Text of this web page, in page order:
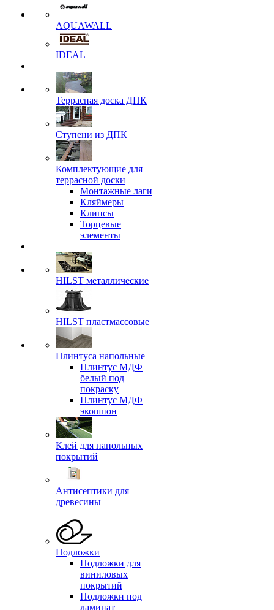
AQUAWALL
IDEAL
Террасная доска ДПК
Ступени из ДПК
Комплектующие для
террасной доски
Монтажные лаги
Кляймеры
Клипсы
Торцевые
элементы
HILST металлические
HILST пластмассовые
Плинтуса напольные
Плинтус МДФ
белый под
покраску
Плинтус МДФ
экошпон
Клей для напольных
покрытий
Антисептики для
древесины
Подложки
Подложки для
виниловых
покрытий
Подложки под
ламинат